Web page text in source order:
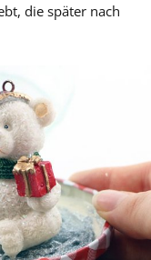
die später nach